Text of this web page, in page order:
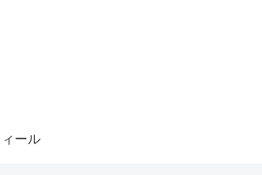
ール